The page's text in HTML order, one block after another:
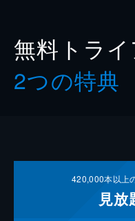
無料トラ
2つの特典
420,000本以上
見放